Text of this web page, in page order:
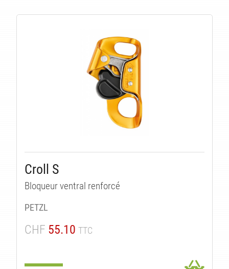
Croll S
Bloqueur ventral renforcé
PETZL
CHF 55.10 TTC